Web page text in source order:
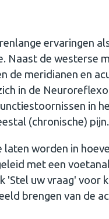
ervaringen
Naast de westerse
de meridianen en
in de
in
(chronische) pijn.
worden in
met een
uw vraag' voor
brengen van de